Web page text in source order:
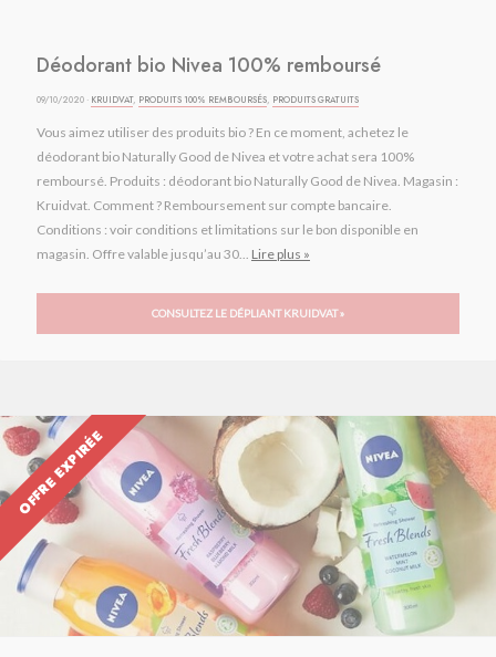
Déodorant bio Nivea 100% remboursé
09/10/2020 · KRUIDVAT, PRODUITS 100% REMBOURSÉS, PRODUITS GRATUITS
Vous aimez utiliser des produits bio ? En ce moment, achetez le
déodorant bio Naturally Good de Nivea et votre achat sera 100%
remboursé. Produits : déodorant bio Naturally Good de Nivea. Magasin :
Kruidvat. Comment ? Remboursement sur compte bancaire.
Conditions : voir conditions et limitations sur le bon disponible en
magasin. Offre valable jusqu’au 30... Lire plus »
CONSULTEZ LE DÉPLIANT KRUIDVAT »
OFFRE EXPIRÉE